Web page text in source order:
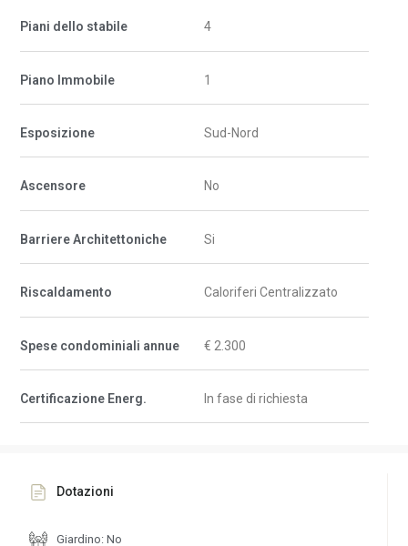
Piani dello stabile 4
Piano Immobile 1
Esposizione Sud-Nord
Ascensore No
Barriere Architettoniche Si
Riscaldamento Caloriferi Centralizzato
Spese condominiali annue € 2.300
Certificazione Energ. In fase di richiesta
Dotazioni
Giardino: No